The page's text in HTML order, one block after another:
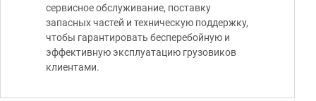
сервисное обслуживание, поставку
запасных частей и техническую поддержку,
чтобы гарантировать бесперебойную и
эффективную эксплуатацию грузовиков
клиентами.